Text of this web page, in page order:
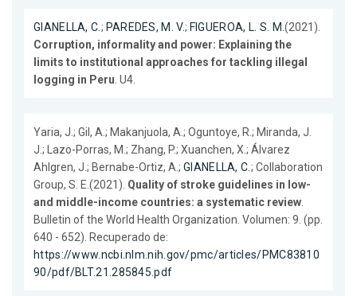
GIANELLA, C.; PAREDES, M. V.; FIGUEROA, L. S. M.(2021).
Corruption, informality and power: Explaining the
limits to institutional approaches for tackling illegal
logging in Peru. U4.
Yaria, J.; Gil, A.; Makanjuola, A.; Oguntoye, R.; Miranda, J.
J.; Lazo-Porras, M.; Zhang, P.; Xuanchen, X.; Álvarez
Ahlgren, J.; Bernabe-Ortiz, A.; GIANELLA, C.; Collaboration
Group, S. E.(2021). Quality of stroke guidelines in low-
and middle-income countries: a systematic review.
Bulletin of the World Health Organization. Volumen: 9. (pp.
640 - 652). Recuperado de:
https://www.ncbi.nlm.nih.gov/pmc/articles/PMC83810
90/pdf/BLT.21.285845.pdf